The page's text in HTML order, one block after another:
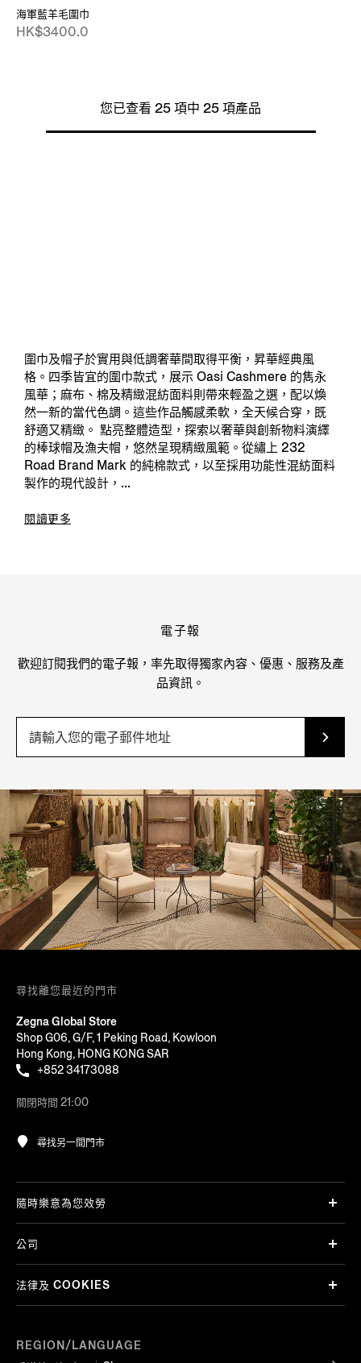
海軍藍羊毛圍巾
HK$3400.0
您已查看 25 項中 25 項產品
圍巾及帽子於實用與低調奢華間取得平衡，昇華經典風
格。四季皆宜的圍巾款式，展示 Oasi Cashmere 的雋永
風華；麻布、棉及精緻混紡面料則帶來輕盈之選，配以煥
然一新的當代色調。這些作品觸感柔軟，全天候合穿，既
舒適又精緻。 點亮整體造型，探索以奢華與創新物料演繹
的棒球帽及漁夫帽，悠然呈現精緻風範。從繡上 232
Road Brand Mark 的純棉款式，以至採用功能性混紡面料
製作的現代設計，...
閱讀更多
電子報
歡迎訂閱我們的電子報，率先取得獨家內容、優惠、服務及產
品資訊。
尋找離您最近的門市
Zegna Global Store
Shop G06, G/F, 1 Peking Road, Kowloon
Hong Kong, HONG KONG SAR
+852 34173088
關閉時間 21:00
尋找另一間門市
REGION/LANGUAGE
隨時樂意為您效勞
公司
法律及 COOKIES